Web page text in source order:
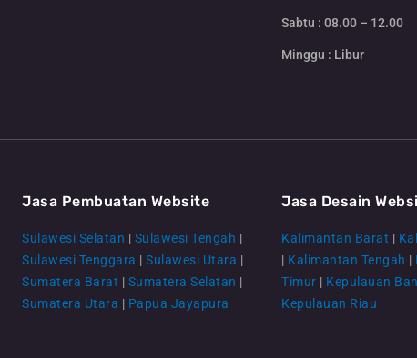
Sabtu : 08.00 – 12.00
Minggu : Libur
Jasa Pembuatan Website
Sulawesi Selatan | Sulawesi Tengah |
Sulawesi Tenggara | Sulawesi Utara |
Sumatera Barat | Sumatera Selatan |
Sumatera Utara | Papua Jayapura
Jasa Desain
Kalimantan Barat |
| Kalimantan Tengah |
Timur | Kepulauan
Kepulauan Riau